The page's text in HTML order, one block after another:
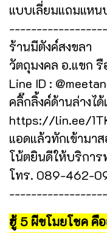
แบบเลี่ยมแถมแห
ร้านมีตังค์สงขลา
วัตถุมงคล อ.แขก รื
Line ID :
คลิ๊กลิ้งค์ด้านล่างได้
https://lin.ee/
แอดแล้วทักเข้ามา
โน้ตยินดีให้บริการ
โทร. 089-462-
ฮู้ 5 ผีขโมยโชค คื